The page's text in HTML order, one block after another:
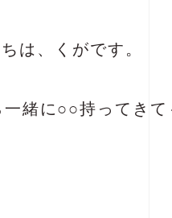
は、くがです。
緒に○○持ってき